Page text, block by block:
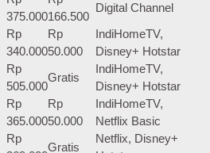
375.000166.500
Digital Channel
Rp
340.000
Rp
50.000
IndiHomeTV,
Disney+ Hotstar
Rp
505.000
Gratis
IndiHomeTV,
Disney+ Hotstar
Rp
365.000
Rp
50.000
IndiHomeTV,
Netflix Basic
Rp
Gratis
Netflix, Disney+